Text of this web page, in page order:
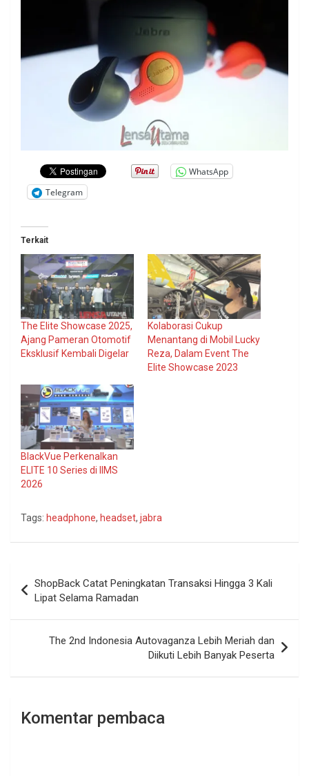
WhatsApp
Telegram
Terkait
The Elite Showcase 2025,
Ajang Pameran Otomotif
Eksklusif Kembali Digelar
Kolaborasi Cukup
Menantang di Mobil Lucky
Reza, Dalam Event The
Elite Showcase 2023
BlackVue Perkenalkan
ELITE 10 Series di IIMS
2026
Tags: headphone, headset, jabra
pos
ShopBack Catat Peningkatan Transaksi Hingga 3 Kali
Lipat Selama Ramadan
The 2nd Indonesia Autovaganza Lebih Meriah dan
Diikuti Lebih Banyak Peserta
Komentar pembaca